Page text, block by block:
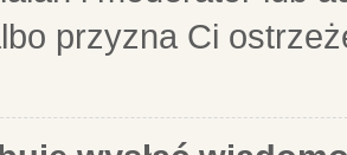
przyzna Ci